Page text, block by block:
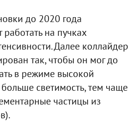
до 2020 года
работать на пучках
Далее коллайдер
так, чтобы он мог до
в режиме высокой
светимость, тем чаще
частицы из